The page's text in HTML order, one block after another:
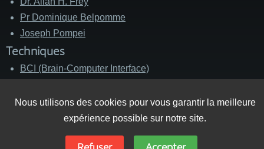
Nous utilisons des cookies pour vous garantir la meilleure
expérience possible sur notre site.
Pr Dominique Belpomme
Joseph Pompei
Techniques
BCI (Brain-Computer Interface)
Cage de Faraday
SMT (stimulation magnétique